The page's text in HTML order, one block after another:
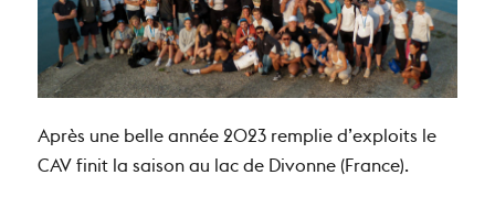
Après une belle année 2023 remplie d’exploits le
CAV finit la saison au lac de Divonne (France).